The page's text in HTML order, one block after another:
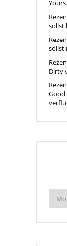
sollst
sollst
Dirty
Good